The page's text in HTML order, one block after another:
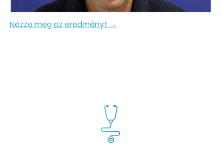
Nézze meg az eredményt →